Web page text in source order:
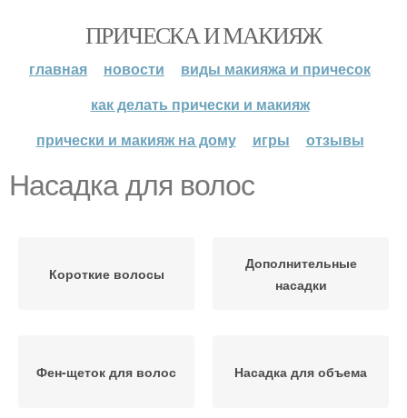
ПРИЧЕСКА И МАКИЯЖ
главная новости
виды макияжа и причесок
как делать прически и макияж
прически и макияж на дому
игры отзывы
Насадка для волос
Короткие волосы
Дополнительные
насадки
Фен-щеток для волос Насадка для объема